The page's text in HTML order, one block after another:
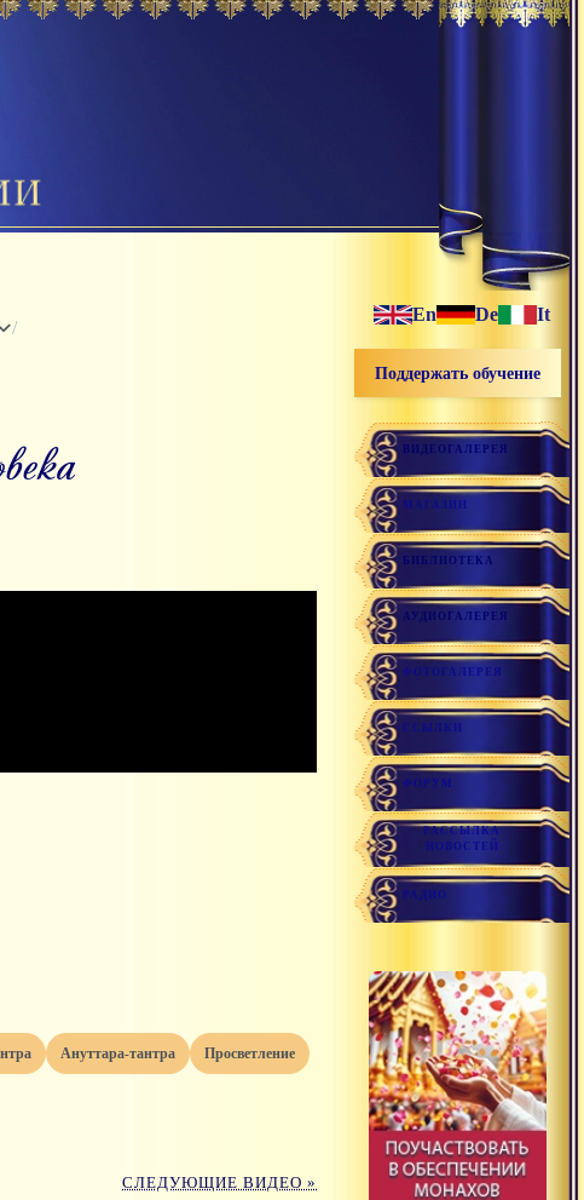
/
ануттара-тантра просветление
СЛЕДУЮЩИЕ ВИДЕО »
En De It
Поддержать обучение
ВИДЕОГАЛЕРЕЯ
МАГАЗИН
БИБЛИОТЕКА
АУДИОГАЛЕРЕЯ
ФОТОГАЛЕРЕЯ
ССЫЛКИ
ФОРУМ
РАССЫЛКА
НОВОСТЕЙ
РАДИО